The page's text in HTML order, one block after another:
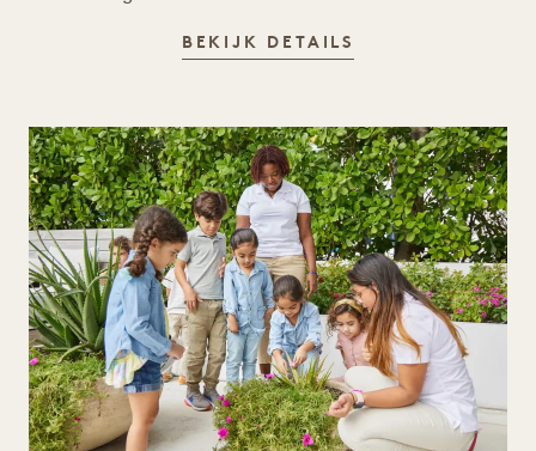
BEKIJK DETAILS